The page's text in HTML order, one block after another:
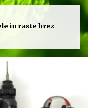
in raste brez